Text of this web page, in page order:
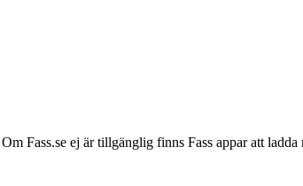
Fass.se ej är tillgänglig finns Fass appar att